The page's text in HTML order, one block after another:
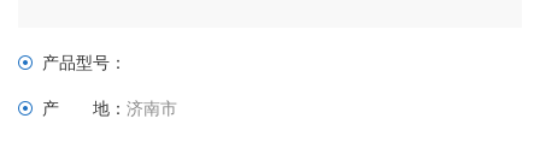
产品型号：
产 地：济南市